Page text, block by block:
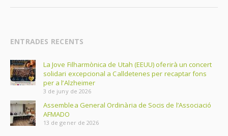
ENTRADES RECENTS
La Jove Filharmònica de Utah (EEUU) oferirà un concert
solidari excepcional a Calldetenes per recaptar fons
per a l’Alzheimer
3 de juny de 2026
Assemblea General Ordinària de Socis de l’Associació
AFMADO
13 de gener de 2026